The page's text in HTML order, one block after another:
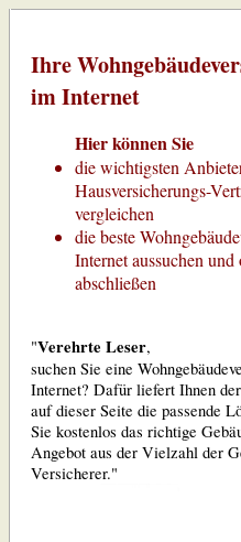
Ihre
im Internet
Hier können Sie
die wichtigsten
Hausversicherungs-
vergleichen
die beste
Internet aussuchen und
abschließen
"Verehrte Leser,
suchen Sie eine
Internet? Dafür liefert Ihnen
auf dieser Seite die passende
Sie kostenlos das richtige
Angebot aus der Vielzahl der
Versicherer."